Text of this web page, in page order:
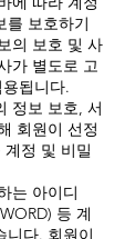
를 보호하기
의 보호 및 사
가 별도로 고
됩니다.
정보 보호, 서
회원이 선정
정 및 비밀
는 아이디
등 계
니다. 회원이